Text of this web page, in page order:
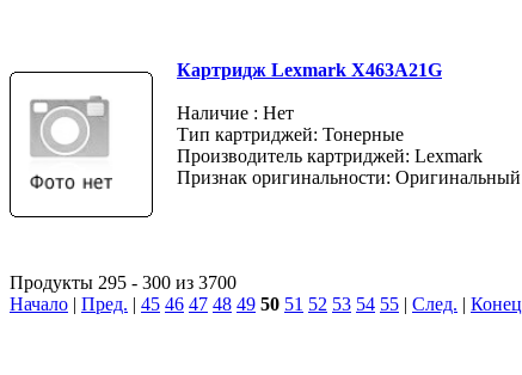
Картридж Lexmark X463A21G
Наличие : Нет
Тип картриджей: Тонерные
Производитель картриджей: Lexmark
Признак оригинальности: Оригинальный
Продукты 295 - 300 из 3700
Начало | Пред. | 45 46 47 48 49 50 51 52 53 54 55 | След. | Конец